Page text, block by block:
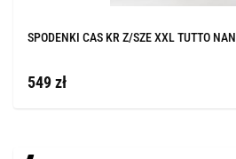
SPODENKI CAS KR Z/SZE XXL TUTTO
549 zł